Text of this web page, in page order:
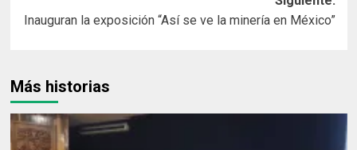
Inauguran la exposición “Así se ve la minería en México”
Más historias